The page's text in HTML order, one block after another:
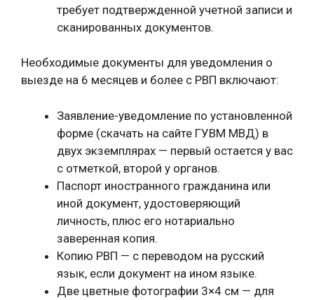
требует подтвержденной учетной записи и
сканированных документов.
Необходимые документы для уведомления о
выезде на 6 месяцев и более с РВП включают:
Заявление-уведомление по установленной
форме (скачать на сайте ГУВМ МВД) в
двух экземплярах — первый остается у вас
с отметкой, второй у органов.
Паспорт иностранного гражданина или
иной документ, удостоверяющий
личность, плюс его нотариально
заверенная копия.
Копию РВП — с переводом на русский
язык, если документ на ином языке.
Две цветные фотографии 3×4 см — для